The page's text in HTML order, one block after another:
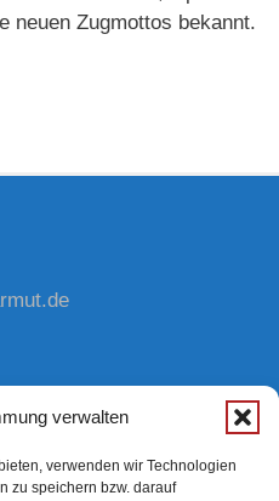
verwalten
verwenden wir Technologien
zu speichern bzw. darauf
neuen Zugmottos bekannt.